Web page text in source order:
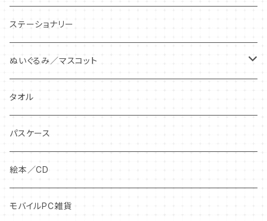
ステーショナリー
ぬいぐるみ／マスコット
ぬいぐるみ
ぬいぐるみキーチェーン
タオル
パスケース
絵本／CD
モバイルPC雑貨